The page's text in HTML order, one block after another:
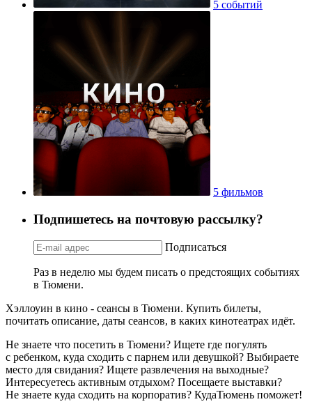
5 событий
5 фильмов
Подпишетесь на почтовую рассылку?
Подписаться
Раз в неделю мы будем писать о предстоящих событиях
в Тюмени.
Хэллоуин в кино - сеансы в Тюмени. Купить билеты,
почитать описание, даты сеансов, в каких кинотеатрах идёт.
Не знаете что посетить в Тюмени? Ищете где погулять
с ребенком, куда сходить с парнем или девушкой? Выбираете
место для свидания? Ищете развлечения на выходные?
Интересуетесь активным отдыхом? Посещаете выставки?
Не знаете куда сходить на корпоратив? КудаТюмень поможет!